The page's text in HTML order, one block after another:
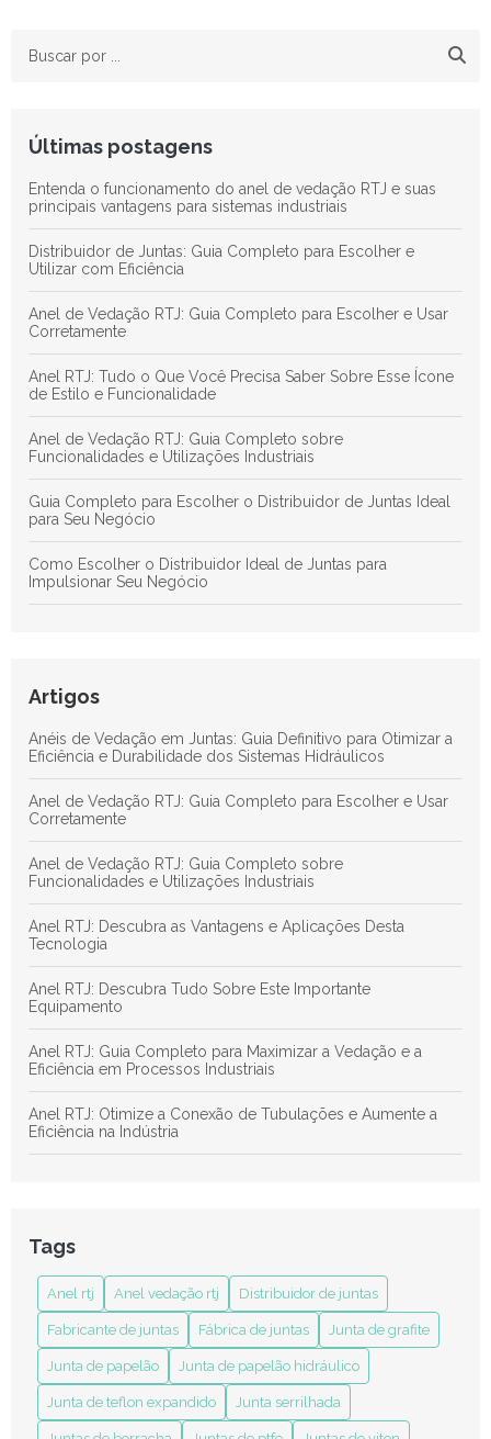
Últimas postagens
Entenda o funcionamento do anel de vedação RTJ e suas
principais vantagens para sistemas industriais
Distribuidor de Juntas: Guia Completo para Escolher e
Utilizar com Eficiência
Anel de Vedação RTJ: Guia Completo para Escolher e Usar
Corretamente
Anel RTJ: Tudo o Que Você Precisa Saber Sobre Esse Ícone
de Estilo e Funcionalidade
Anel de Vedação RTJ: Guia Completo sobre
Funcionalidades e Utilizações Industriais
Guia Completo para Escolher o Distribuidor de Juntas Ideal
para Seu Negócio
Como Escolher o Distribuidor Ideal de Juntas para
Impulsionar Seu Negócio
Anel RTJ: Guia Completo para Maximizar a Vedação e a
Eficiência em Processos Industriais
Descubra as Principais Vantagens das Juntas de Teflon para
Artigos
Anéis de Vedação em Juntas: Guia Definitivo para Otimizar a
Eficiência e Durabilidade dos Sistemas Hidráulicos
Anel de Vedação RTJ: Guia Completo para Escolher e Usar
Corretamente
Anel de Vedação RTJ: Guia Completo sobre
Funcionalidades e Utilizações Industriais
Anel RTJ: Descubra as Vantagens e Aplicações Desta
Tecnologia
Anel RTJ: Descubra Tudo Sobre Este Importante
Equipamento
Anel RTJ: Guia Completo para Maximizar a Vedação e a
Eficiência em Processos Industriais
Anel RTJ: Otimize a Conexão de Tubulações e Aumente a
Eficiência na Indústria
Anel RTJ: Tudo o Que Você Precisa Saber Sobre Esse Ícone
de Estilo e Funcionalidade
Anel Vedação RTJ: Entenda sua Importância e Aplicações no
Mercado
Benefícios das Juntas em Teflon Expandido para Melhorar
Durabilidade e Eficiência nas Aplicações
Como a Indústria de Juntas Transforma Processos Industriais
Tags
Anel rtj Anel vedação rtj Distribuidor de juntas
Fabricante de juntas Fábrica de juntas Junta de grafite
Junta de papelão Junta de papelão hidráulico
Junta de teflon expandido Junta serrilhada